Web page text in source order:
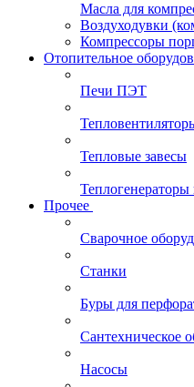
Масла для
Воздуходувки
Компрессоры
Отопительное
Печи ПЭТ
Тепловые завесы
Теплогенераторы
Прочее
Сварочное
Станки
Буры для
Сантехническое
Насосы